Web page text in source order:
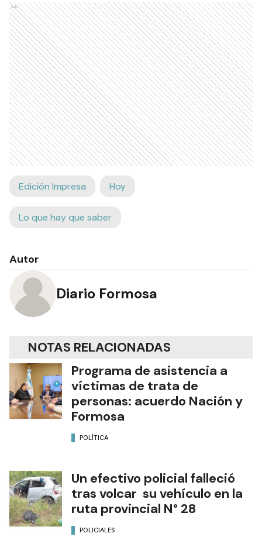
Ads
Edición Impresa Hoy
Lo que hay que saber
Autor
Diario Formosa
NOTAS RELACIONADAS
Programa de asistencia a
víctimas de trata de
personas: acuerdo Nación y
Formosa
POLÍTICA
Un efectivo policial falleció
tras volcar su vehículo en la
ruta provincial N° 28
POLICIALES